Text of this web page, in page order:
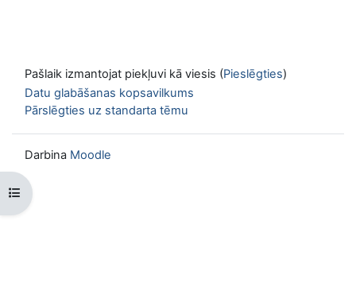
Atvērt kursu indeksu
Pašlaik izmantojat piekļuvi kā viesis (Pieslēgties)
Datu glabāšanas kopsavilkums
Pārslēgties uz standarta tēmu
Darbina Moodle